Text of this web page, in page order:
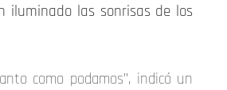
iluminado las sonrisas de los
como podamos”, indicó un